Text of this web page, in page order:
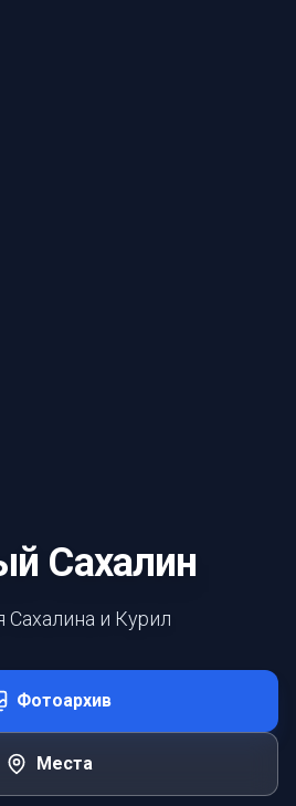
Сахалин
Сахалина и Курил
Фотоархив
Места